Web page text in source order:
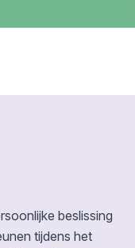
beslissing
tijdens het